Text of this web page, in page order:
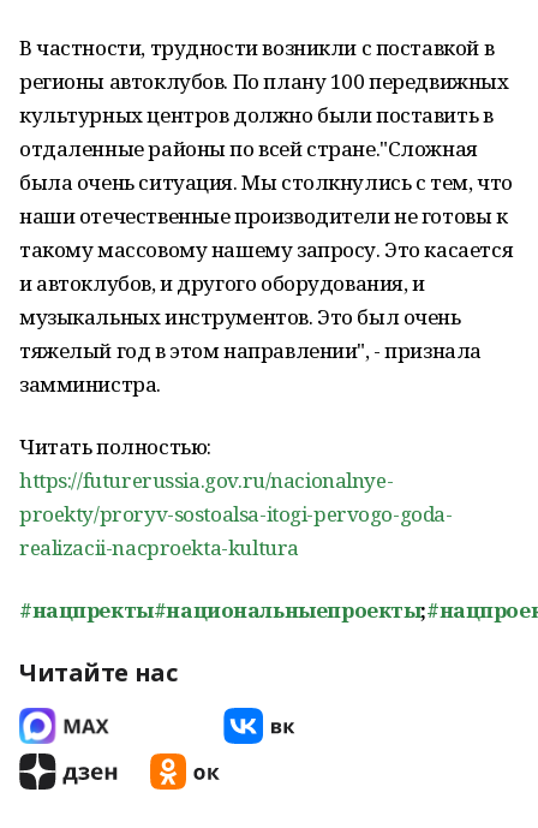
В частности, трудности возникли с поставкой в
регионы автоклубов. По плану 100 передвижных
культурных центров должно были поставить в
отдаленные районы по всей стране."Сложная
была очень ситуация. Мы столкнулись с тем, что
наши отечественные производители не готовы к
такому массовому нашему запросу. Это касается
и автоклубов, и другого оборудования, и
музыкальных инструментов. Это был очень
тяжелый год в этом направлении", - признала
замминистра.
Читать полностью:
https://futurerussia.gov.ru/nacionalnye-
proekty/proryv-sostoalsa-itogi-pervogo-goda-
realizacii-nacproekta-kultura
#нацпректы#национальныепроекты;
Читайте нас